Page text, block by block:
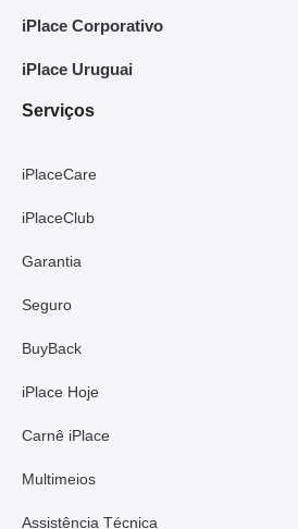
iPlace Corporativo
iPlace Uruguai
Serviços
iPlaceCare
iPlaceClub
Garantia
Seguro
BuyBack
iPlace Hoje
Carnê iPlace
Multimeios
Assistência Técnica